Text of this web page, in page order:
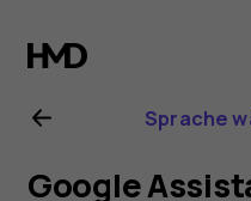
Nokia
5.3 Sprache
Google